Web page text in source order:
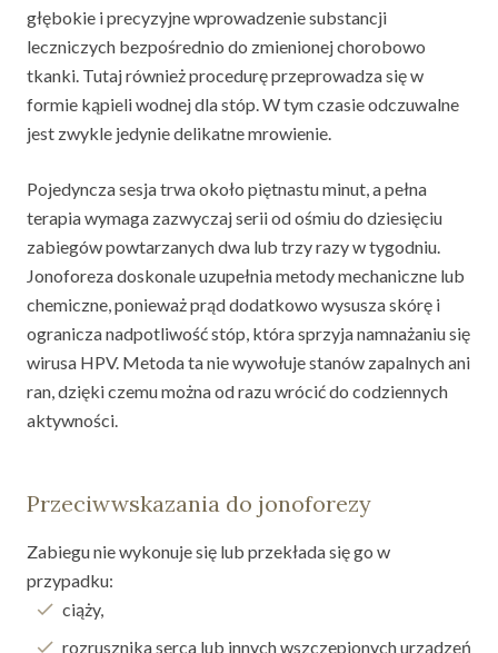
głębokie i precyzyjne wprowadzenie substancji
leczniczych bezpośrednio do zmienionej chorobowo
tkanki. Tutaj również procedurę przeprowadza się w
formie kąpieli wodnej dla stóp. W tym czasie odczuwalne
jest zwykle jedynie delikatne mrowienie.
Pojedyncza sesja trwa około piętnastu minut, a pełna
terapia wymaga zazwyczaj serii od ośmiu do dziesięciu
zabiegów powtarzanych dwa lub trzy razy w tygodniu.
Jonoforeza doskonale uzupełnia metody mechaniczne lub
chemiczne, ponieważ prąd dodatkowo wysusza skórę i
ogranicza nadpotliwość stóp, która sprzyja namnażaniu się
wirusa HPV. Metoda ta nie wywołuje stanów zapalnych ani
ran, dzięki czemu można od razu wrócić do codziennych
aktywności.
Przeciwwskazania do jonoforezy
Zabiegu nie wykonuje się lub przekłada się go w
przypadku:
ciąży,
rozrusznika serca lub innych wszczepionych urządzeń